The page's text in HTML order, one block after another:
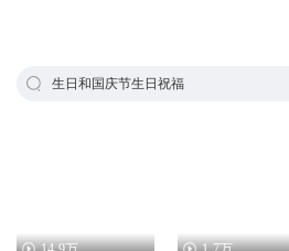
生日和国庆节生日祝福